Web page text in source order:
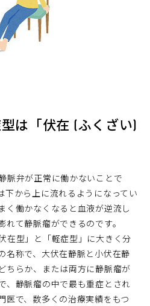
は「伏在 (ふくざい)
脈弁が正常に働かないことで
下から上に流れるようになってい
く働かなくなると血液が逆流し
て静脈瘤ができるのです。
在型」と「軽症型」に大きく分
名称で、大伏在静脈と小伏在静
ちらか、または両方に静脈瘤が
、静脈瘤の中で最も重症とされ
医で、数多くの治療実績をもつ